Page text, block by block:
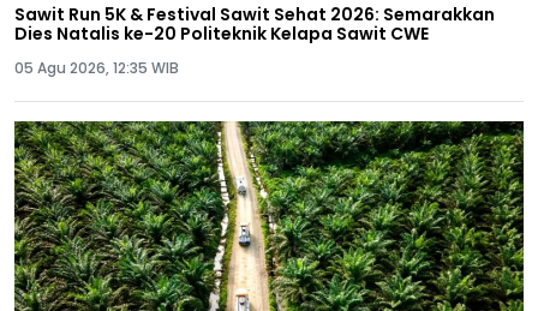
Sawit Run 5K & Festival Sawit Sehat 2026: Semarakkan
Dies Natalis ke-20 Politeknik Kelapa Sawit CWE
05 Agu 2026, 12:35 WIB